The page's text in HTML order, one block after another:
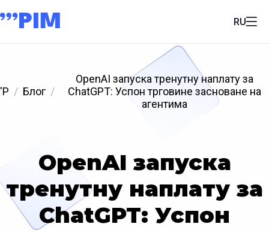
RU
'P Блог
OpenAI запуска тренутну наплату за
ChatGPT: Успон трговине засноване на
агентима
OpenAI запуска
тренутну наплату за
ChatGPT: Успон